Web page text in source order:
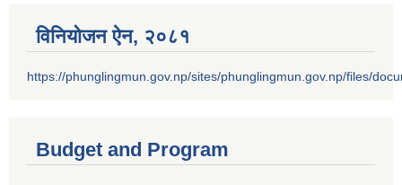
विनियोजन ऐन‚ २०८१
https://phunglingmun.gov.np/sites/phunglingmun.gov.np/files/
Budget and Program